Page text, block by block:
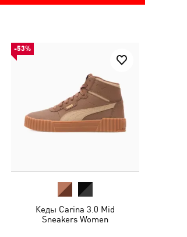
-53%
Кеды Carina 3.0 Mid
Sneakers Women